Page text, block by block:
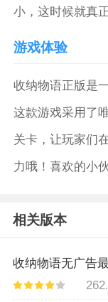
小，这时候就真
游戏体验
收纳物语正版是
这款游戏采用了
关卡，让玩家们
力哦！喜欢的小
相关版本
收纳物语无广告